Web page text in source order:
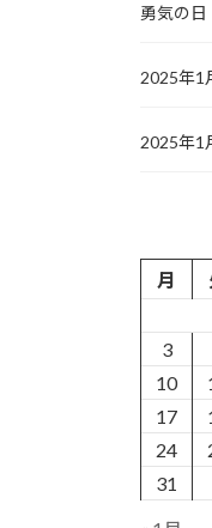
勇気の日
2025年1
2025年
月
3
10
17
24
31